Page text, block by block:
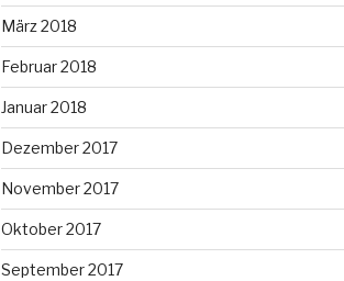
März 2018
Februar 2018
Januar 2018
Dezember 2017
November 2017
Oktober 2017
September 2017